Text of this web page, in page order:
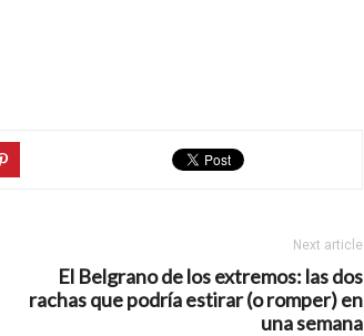
Next article
El Belgrano de los extremos: las dos
rachas que podría estirar (o romper) en
una semana